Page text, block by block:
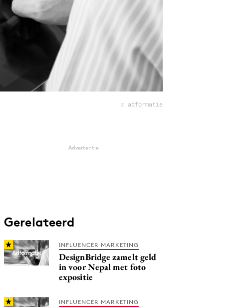
© adformatie
Advertentie
Gerelateerd
INFLUENCER MARKETING
DesignBridge zamelt geld
in voor Nepal met foto
expositie
INFLUENCER MARKETING